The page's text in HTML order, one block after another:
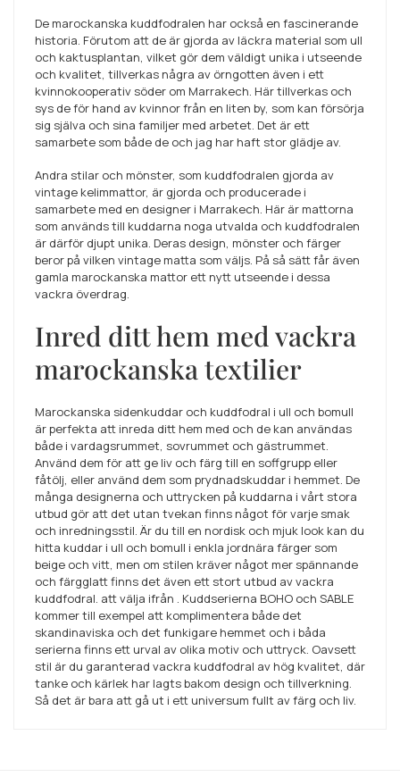
De marockanska kuddfodralen har också en fascinerande
historia. Förutom att de är gjorda av läckra material som ull
och kaktusplantan, vilket gör dem väldigt unika i utseende
och kvalitet, tillverkas några av örngotten även i ett
kvinnokooperativ söder om Marrakech. Här tillverkas och
sys de för hand av kvinnor från en liten by, som kan försörja
sig själva och sina familjer med arbetet. Det är ett
samarbete som både de och jag har haft stor glädje av.
Andra stilar och mönster, som kuddfodralen gjorda av
vintage kelimmattor, är gjorda och producerade i
samarbete med en designer i Marrakech. Här är mattorna
som används till kuddarna noga utvalda och kuddfodralen
är därför djupt unika. Deras design, mönster och färger
beror på vilken vintage matta som väljs. På så sätt får även
gamla marockanska mattor ett nytt utseende i dessa
vackra överdrag.
Inred ditt hem med vackra
marockanska textilier
Marockanska sidenkuddar och kuddfodral i ull och bomull
är perfekta att inreda ditt hem med och de kan användas
både i vardagsrummet, sovrummet och gästrummet.
Använd dem för att ge liv och färg till en soffgrupp eller
fåtölj, eller använd dem som prydnadskuddar i hemmet. De
många designerna och uttrycken på kuddarna i vårt stora
utbud gör att det utan tvekan finns något för varje smak
och inredningsstil. Är du till en nordisk och mjuk look kan du
hitta kuddar i ull och bomull i enkla jordnära färger som
beige och vitt, men om stilen kräver något mer spännande
och färgglatt finns det även ett stort utbud av vackra
kuddfodral. att välja ifrån . Kuddserierna BOHO och SABLE
kommer till exempel att komplimentera både det
skandinaviska och det funkigare hemmet och i båda
serierna finns ett urval av olika motiv och uttryck. Oavsett
stil är du garanterad vackra kuddfodral av hög kvalitet, där
tanke och kärlek har lagts bakom design och tillverkning.
Så det är bara att gå ut i ett universum fullt av färg och liv.